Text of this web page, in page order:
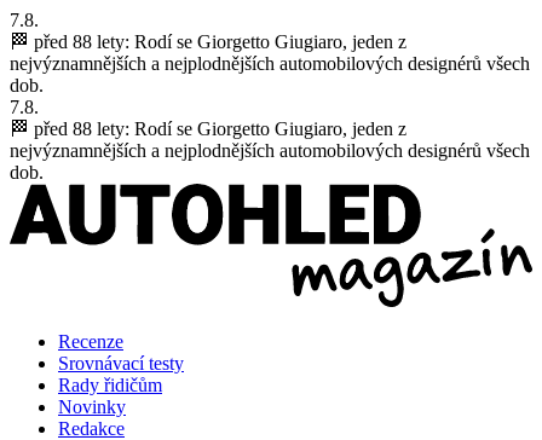
7.8.
🏁 před 88 lety: Rodí se Giorgetto Giugiaro, jeden z
nejvýznamnějších a nejplodnějších automobilových designérů všech
dob.
7.8.
🏁 před 88 lety: Rodí se Giorgetto Giugiaro, jeden z
nejvýznamnějších a nejplodnějších automobilových designérů všech
dob.
Recenze
Srovnávací testy
Rady řidičům
Novinky
Redakce